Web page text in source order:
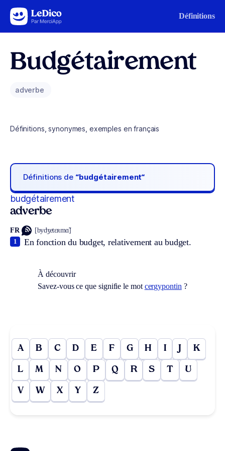
Aller au contenu Définitions
Budgétairement
adverbe
Définitions, synonymes, exemples en français
Définitions de “budgétairement“
budgétairement
adverbe
FR [bydʒetɛʀmɑ̃]
En fonction du budget, relativement au budget.
1
À découvrir
Savez-vous ce que signifie le mot cergypontin ?
A B C D E F G H I J K
L M N O P Q R S T U
V W X Y Z